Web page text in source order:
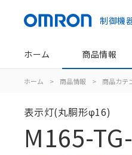
制御機
ホーム 商品情報
ホーム > 商品情報 > 商品カテ
表示灯(丸胴形φ16)
M165-